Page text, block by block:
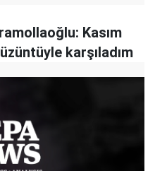
Kasım
karşıladım